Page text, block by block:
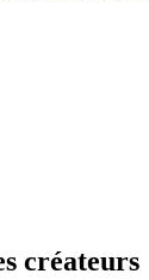
créateurs